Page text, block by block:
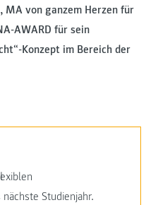
von ganzem Herzen für
AWARD für sein
Konzept im Bereich der
Studienjahr.